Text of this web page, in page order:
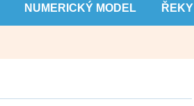
NUMERICKÝ MODEL ŘEKY